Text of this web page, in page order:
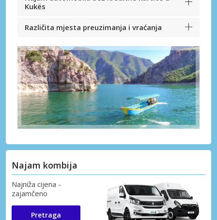
Kukës
Različita mjesta preuzimanja i vraćanja
Najam kombija
Najniža cijena -
zajamčeno
Pretraga